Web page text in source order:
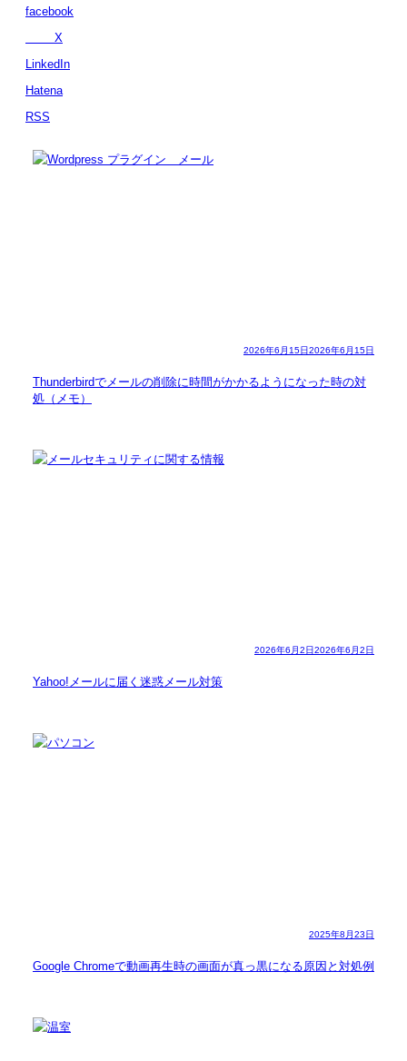
facebook
X
LinkedIn
Hatena
RSS
2026年6月15日2026年6月15日
Thunderbirdでメールの削除に時間がかかるようになった時の対
処（メモ）
2026年6月2日2026年6月2日
Yahoo!メールに届く迷惑メール対策
2025年8月23日
Google Chromeで動画再生時の画面が真っ黒になる原因と対処例